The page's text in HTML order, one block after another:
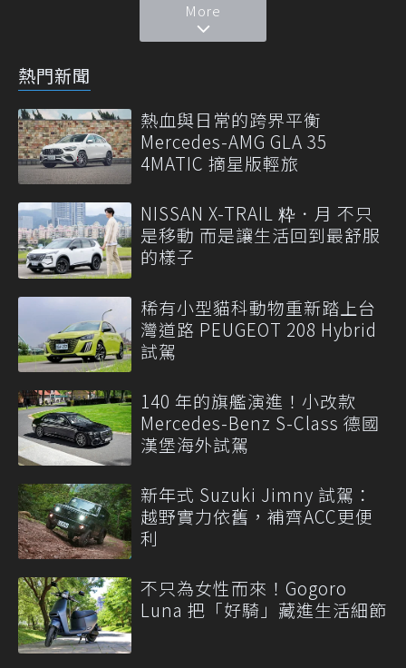
More
熱門新聞
熱血與日常的跨界平衡
Mercedes-AMG GLA 35
4MATIC 摘星版輕旅
NISSAN X-TRAIL 粋．月 不只
是移動 而是讓生活回到最舒服
的樣子
稀有小型貓科動物重新踏上台
灣道路 PEUGEOT 208 Hybrid
試駕
140 年的旗艦演進！小改款
Mercedes-Benz S-Class 德國
漢堡海外試駕
新年式 Suzuki Jimny 試駕：
越野實力依舊，補齊ACC更便
利
不只為女性而來！Gogoro
Luna 把「好騎」藏進生活細節